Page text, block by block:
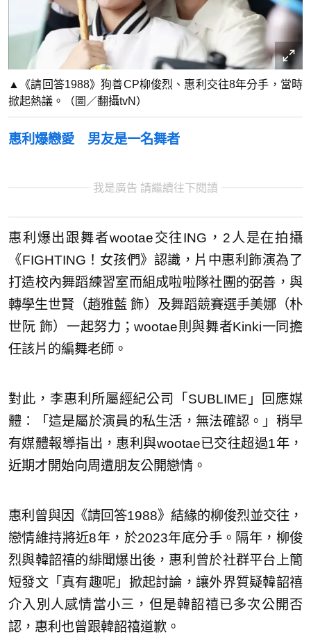
▲《請回答1988》狗善CP柳俊烈、惠利交往8年分手，當時
掀起熱議。（圖／翻攝tvN）
惠利爆戀愛 男友是一名舞者
我是廣告 請繼續往下閱讀
惠利爆出跟舞者wootae交往ING，2人是在拍攝
《FIGHTING！女孩們》認識，片中惠利飾演為了
打造校內舞蹈練習室而組成啦啦隊社團的弼善，與
轉學生世賢（趙雅藍 飾）及舞蹈競賽選手美娜（朴
世阮 飾）一起努力；wootae則與舞者Kinki一同擔
任該片的編舞老師。
對此，李惠利所屬經紀公司「SUBLIME」回應媒
體：「這是屬於演員的私生活，無法確認。」稍早
有媒體報導指出，惠利與wootae已交往超過1年，
近期才開始向周遭朋友公開戀情。
惠利曾與因《請回答1988》結緣的柳俊烈並交往，
戀情維持將近8年，於2023年底分手。隔年，柳俊
烈與韓韶禧的緋聞爆出後，惠利曾於社群平台上簡
短發文「真有趣呢」掀起討論，讓外界質疑韓韶禧
介入別人感情當小三，但是韓韶禧已多次公開否
認，惠利也曾跟韓韶禧道歉。